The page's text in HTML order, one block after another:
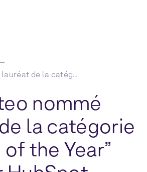
Converteo nommé lauréat de la catégorie ”Rookie of the Year” 2021 par HubSpot
nommé
la catégorie
of the Year”